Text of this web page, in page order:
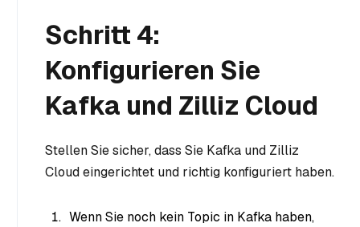
Schritt 4:
Konfigurieren Sie
Kafka und Zilliz Cloud
Stellen Sie sicher, dass Sie Kafka und Zilliz
Cloud eingerichtet und richtig konfiguriert haben.
Wenn Sie noch kein Topic in Kafka haben,